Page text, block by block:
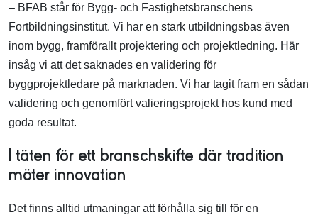
– BFAB står för Bygg- och Fastighetsbranschens
Fortbildningsinstitut. Vi har en stark utbildningsbas även
inom bygg, framförallt projektering och projektledning. Här
insåg vi att det saknades en validering för
byggprojektledare på marknaden. Vi har tagit fram en sådan
validering och genomfört valieringsprojekt hos kund med
goda resultat.
I täten för ett branschskifte där tradition
möter innovation
Det finns alltid utmaningar att förhålla sig till för en